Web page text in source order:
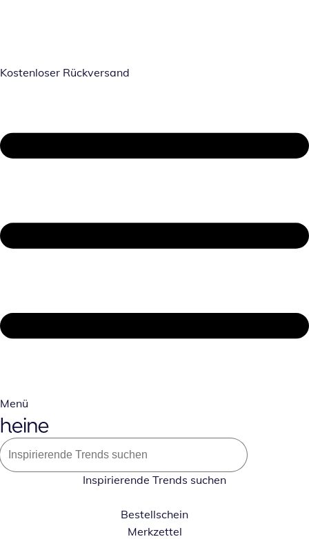
Kostenloser Rückversand
Menü
Inspirierende Trends suchen
Bestellschein
Merkzettel